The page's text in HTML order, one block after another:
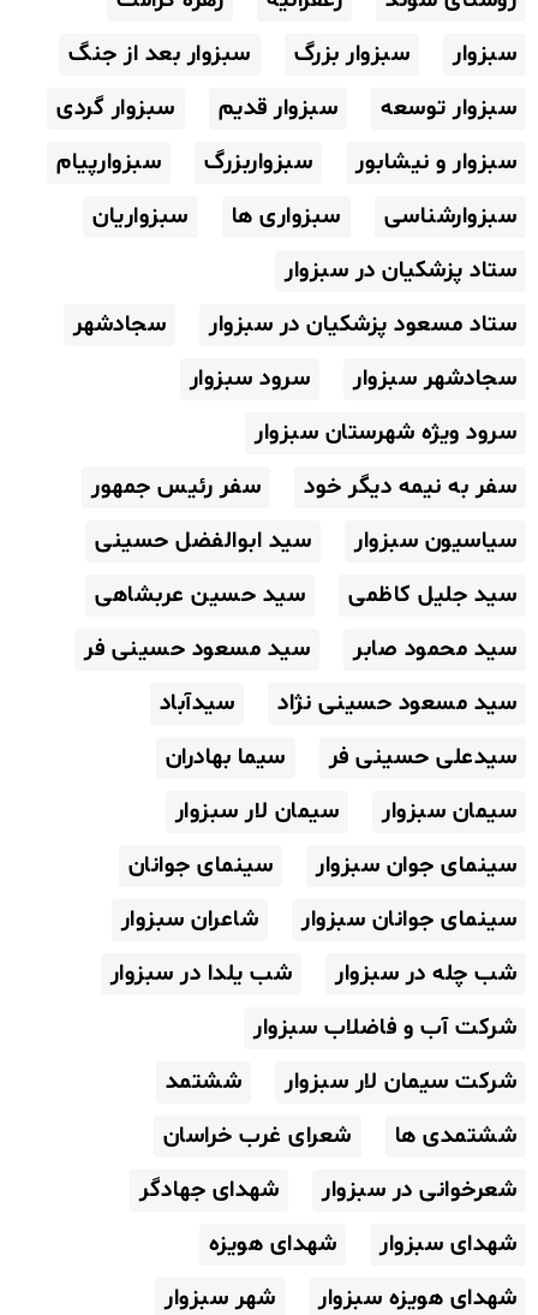
سبزوار
سبزوار بزرگ
سبزوار بعد از جنگ
سبزوار توسعه
سبزوار قدیم
سبزوار گردی
سبزوار و نیشابور
سبزواربزرگ
سبزوارپیام
سبزوارشناسی
سبزواری ها
سبزواریان
ستاد پزشکیان در سبزوار
ستاد مسعود پزشکیان در سبزوار
سجادشهر
سجادشهر سبزوار
سرود سبزوار
سرود ویژه شهرستان سبزوار
سفر به نیمه دیگر خود
سفر رئیس جمهور
سیاسیون سبزوار
سید ابوالفضل حسینی
سید جلیل کاظمی
سید حسین عربشاهی
سید محمود صابر
سید مسعود حسینی فر
سید مسعود حسینی نژاد
سیدآباد
سیدعلی حسینی فر
سیما بهادران
سیمان سبزوار
سیمان لار سبزوار
سینمای جوان سبزوار
سینمای جوانان
سینمای جوانان سبزوار
شاعران سبزوار
شب چله در سبزوار
شب یلدا در سبزوار
شرکت آب و فاضلاب سبزوار
شرکت سیمان لار سبزوار
ششتمد
ششتمدی ها
شعرای غرب خراسان
شعرخوانی در سبزوار
شهدای جهادگر
شهدای سبزوار
شهدای هویزه
شهدای هویزه سبزوار
شهر سبزوار